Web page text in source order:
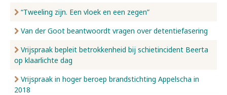
“Tweeling zijn. Een vloek en een zegen”
Van der Goot beantwoordt vragen over detentiefasering
Vrijspraak bepleit betrokkenheid bij schietincident Beerta
op klaarlichte dag
Vrijspraak in hoger beroep brandstichting Appelscha in
2018